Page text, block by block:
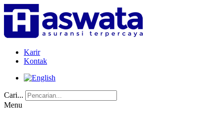
Karir
Kontak
Cari...
Menu